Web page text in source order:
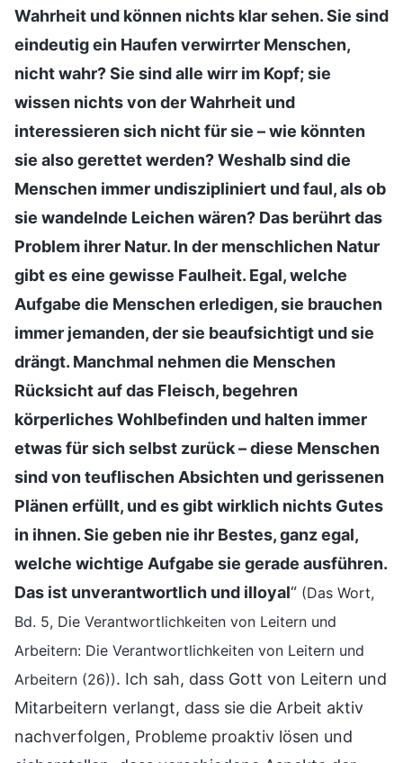
Wahrheit und können nichts klar sehen. Sie sind
eindeutig ein Haufen verwirrter Menschen,
nicht wahr? Sie sind alle wirr im Kopf; sie
wissen nichts von der Wahrheit und
interessieren sich nicht für sie – wie könnten
sie also gerettet werden? Weshalb sind die
Menschen immer undiszipliniert und faul, als ob
sie wandelnde Leichen wären? Das berührt das
Problem ihrer Natur. In der menschlichen Natur
gibt es eine gewisse Faulheit. Egal, welche
Aufgabe die Menschen erledigen, sie brauchen
immer jemanden, der sie beaufsichtigt und sie
drängt. Manchmal nehmen die Menschen
Rücksicht auf das Fleisch, begehren
körperliches Wohlbefinden und halten immer
etwas für sich selbst zurück – diese Menschen
sind von teuflischen Absichten und gerissenen
Plänen erfüllt, und es gibt wirklich nichts Gutes
in ihnen. Sie geben nie ihr Bestes, ganz egal,
welche wichtige Aufgabe sie gerade ausführen.
Das ist unverantwortlich und illoyal“ (Das Wort,
Bd. 5, Die Verantwortlichkeiten von Leitern und
Arbeitern: Die Verantwortlichkeiten von Leitern und
Arbeitern (26)). Ich sah, dass Gott von Leitern und
Mitarbeitern verlangt, dass sie die Arbeit aktiv
nachverfolgen, Probleme proaktiv lösen und